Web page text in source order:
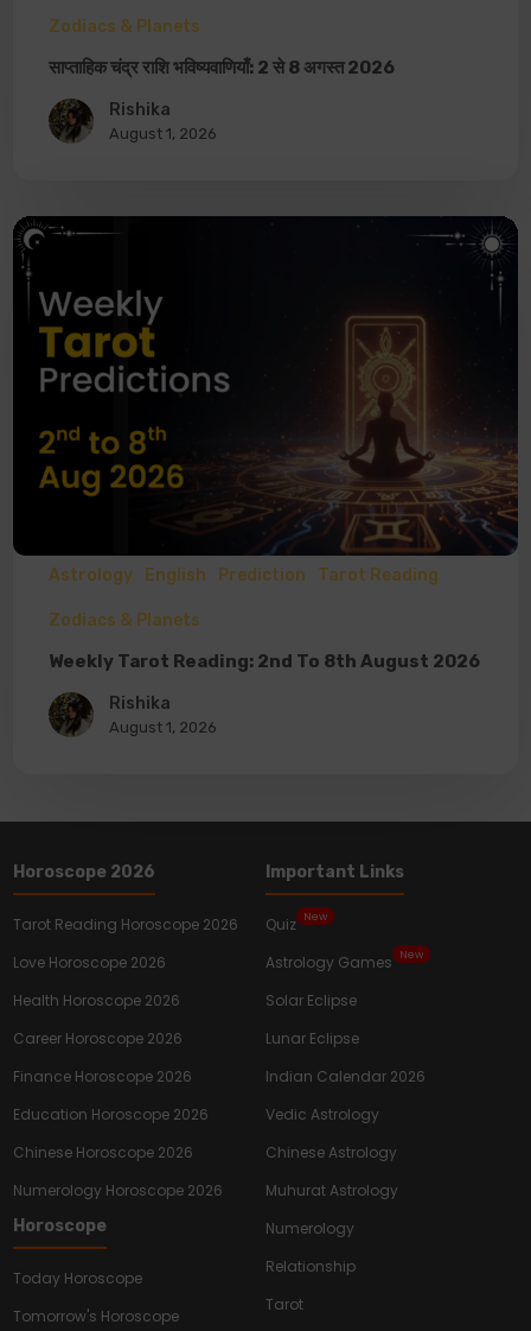
Zodiacs & Planets
साप्ताहिक चंद्र राशि भविष्यवाणियाँ: 2 से 8 अगस्त 2026
Rishika
August 1, 2026
Astrology English Prediction Tarot Reading
Zodiacs & Planets
Weekly Tarot Reading: 2nd To 8th August 2026
Rishika
August 1, 2026
Horoscope 2026
Tarot Reading Horoscope 2026
Love Horoscope 2026
Health Horoscope 2026
Career Horoscope 2026
Finance Horoscope 2026
Education Horoscope 2026
Chinese Horoscope 2026
Numerology Horoscope 2026
Horoscope
Today Horoscope
Tomorrow's Horoscope
Important Links
Quiz New
Astrology Games New
Solar Eclipse
Lunar Eclipse
Indian Calendar 2026
Vedic Astrology
Chinese Astrology
Muhurat Astrology
Numerology
Relationship
Tarot